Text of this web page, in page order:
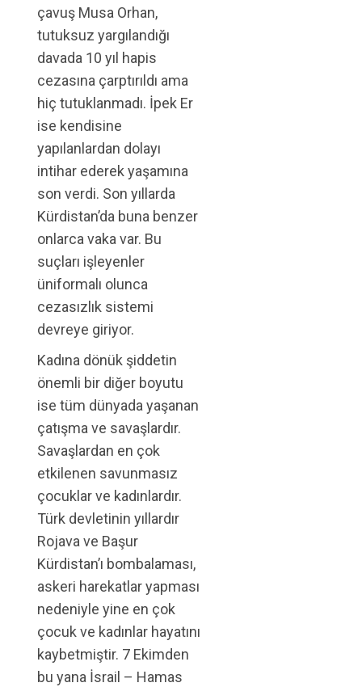
çavuş Musa Orhan,
tutuksuz yargılandığı
davada 10 yıl hapis
cezasına çarptırıldı ama
hiç tutuklanmadı. İpek Er
ise kendisine
yapılanlardan dolayı
intihar ederek yaşamına
son verdi. Son yıllarda
Kürdistan’da buna benzer
onlarca vaka var. Bu
suçları işleyenler
üniformalı olunca
cezasızlık sistemi
devreye giriyor.
Kadına dönük şiddetin
önemli bir diğer boyutu
ise tüm dünyada yaşanan
çatışma ve savaşlardır.
Savaşlardan en çok
etkilenen savunmasız
çocuklar ve kadınlardır.
Türk devletinin yıllardır
Rojava ve Başur
Kürdistan’ı bombalaması,
askeri harekatlar yapması
nedeniyle yine en çok
çocuk ve kadınlar hayatını
kaybetmiştir. 7 Ekimden
bu yana İsrail – Hamas